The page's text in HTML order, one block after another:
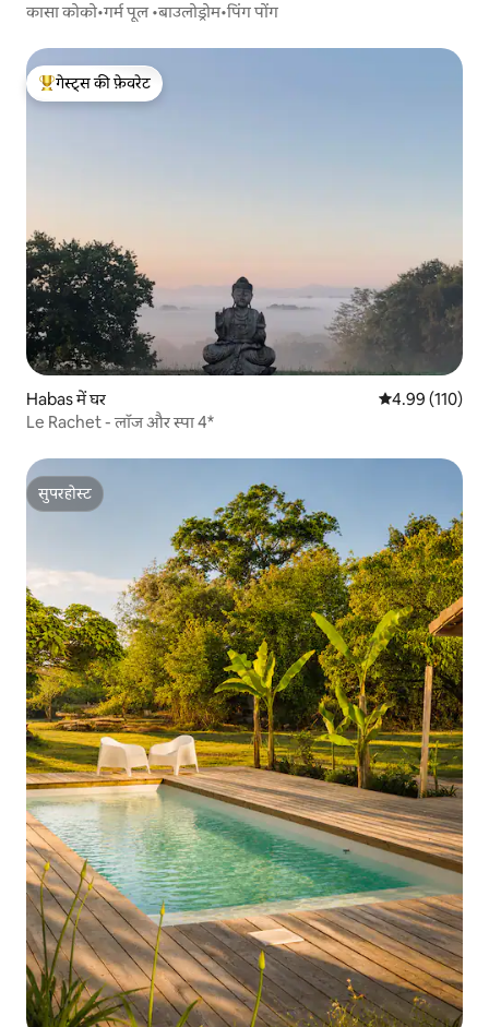
कासा कोको•गर्म पूल •बाउलोड्रोम•पिंग पोंग
गेस्ट्स का टॉप फ़ेवरेट
गेस्ट्स की फ़ेवरेट
Habas में घर औसत रेटिंग 5 में से
4.99 (110)
Le Rachet - लॉज और स्पा 4*
सुपरहोस्ट
सुपरहोस्ट